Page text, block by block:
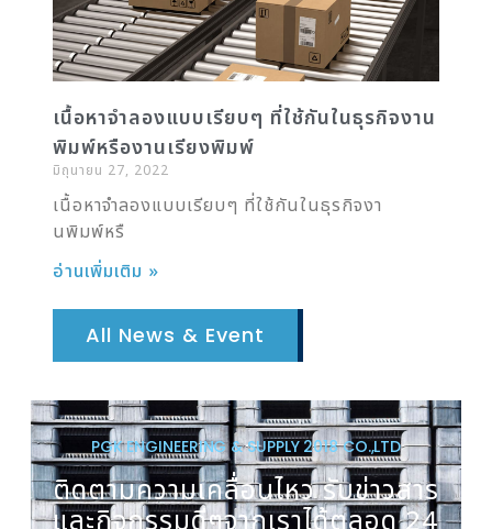
เนื้อหาจำลองแบบเรียบๆ ที่ใช้กันในธุรกิจงาน
พิมพ์หรืองานเรียงพิมพ์
มิถุนายน 27, 2022
เนื้อหาจำลองแบบเรียบๆ ที่ใช้กันในธุรกิจงา
นพิมพ์หรื
อ่านเพิ่มเติม »
All News & Event
PGK ENGINEERING & SUPPLY 2018 CO.,LTD
ติดตามความเคลื่อนไหว รับข่าวสาร